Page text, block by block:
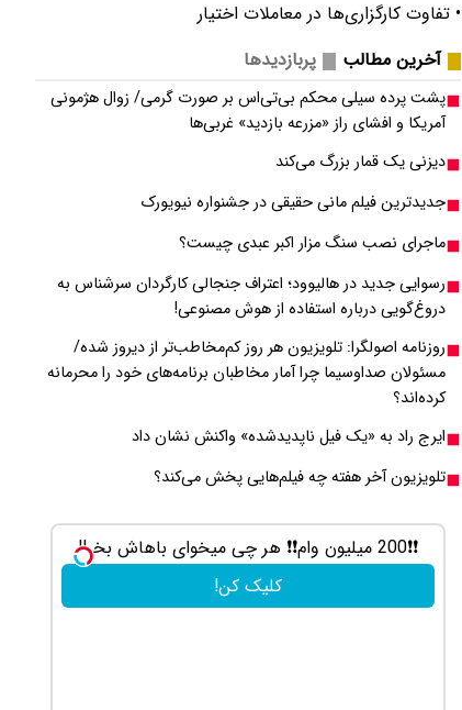
• تفاوت کارگزاری‌ها در معاملات اختیار
آخرین مطالب
پربازدیدها
پشت پرده سیلی محکم بی‌تی‌اس بر صورت گرمی/ زوال هژمونی
آمریکا و افشای راز «مزرعه بازدید» غربی‌ها
دیزنی یک قمار بزرگ می‌کند
جدیدترین فیلم مانی حقیقی در جشنواره نیویورک
ماجرای نصب سنگ مزار اکبر عبدی چیست؟
رسوایی جدید در هالیوود؛ اعتراف جنجالی کارگردان سرشناس به
دروغ‌گویی درباره استفاده از هوش مصنوعی!
روزنامه اصولگرا: تلویزیون هر روز کم‌مخاطب‌تر از دیروز شده/
مسئولان صداوسیما چرا آمار مخاطبان برنامه‌های خود را محرمانه
کرده‌اند؟
ایرج راد به «یک فیل ناپدیدشده» واکنش نشان داد
تلویزیون آخر هفته چه فیلم‌هایی پخش می‌کند؟
❗❗200 میلیون وام❗❗ هر چی میخوای باهاش بخر!!
کلیک کن!